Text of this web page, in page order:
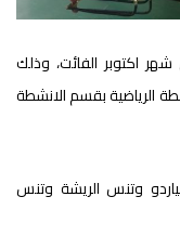
شهر اكتوبر الفائت، وذلك
الرياضية بقسم الانشطة
وتنس الريشة وتنس